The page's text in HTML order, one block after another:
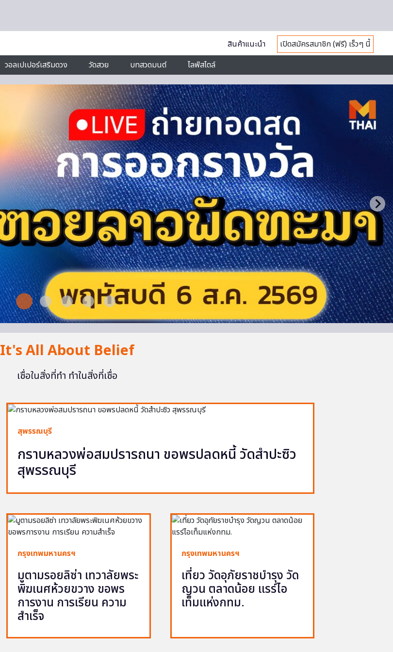
สินค้าแนะนำ
เปิดสมัครสมาชิก (ฟรี) เร็วๆ นี้
วอลเปเปอร์เสริมดวง วัดสวย บทสวดมนต์ ไลฟ์สไตล์
It's All About Belief
เชื่อในสิ่งที่ทำ ทำในสิ่งที่เชื่อ
สุพรรณบุรี
กราบหลวงพ่อสมปรารถนา ขอพรปลดหนี้ วัดสำปะซิว
สุพรรณบุรี
กรุงเทพมหานครฯ
มูตามรอยลิซ่า เทวาลัยพระ
พิฆเนศห้วยขวาง ขอพร
การงาน การเรียน ความ
สำเร็จ
กรุงเทพมหานครฯ
เที่ยว วัดอุภัยราชบำรุง วัด
ญวน ตลาดน้อย แรร์ไอ
เท็มแห่งกทม.